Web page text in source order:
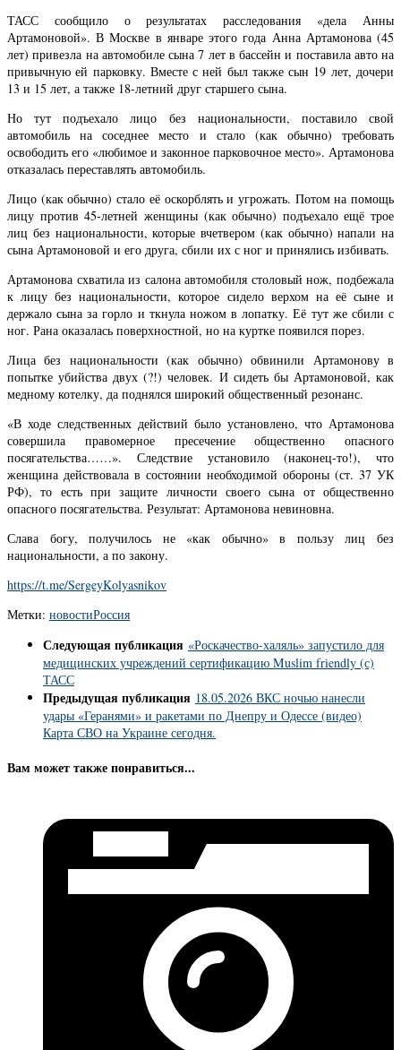
ТАСС сообщило о результатах расследования «дела Анны
Артамоновой». В Москве в январе этого года Анна Артамонова (45
лет) привезла на автомобиле сына 7 лет в бассейн и поставила авто на
привычную ей парковку. Вместе с ней был также сын 19 лет, дочери
13 и 15 лет, а также 18-летний друг старшего сына.
Но тут подъехало лицо без национальности, поставило свой
автомобиль на соседнее место и стало (как обычно) требовать
освободить его «любимое и законное парковочное место». Артамонова
отказалась переставлять автомобиль.
Лицо (как обычно) стало её оскорблять и угрожать. Потом на помощь
лицу против 45-летней женщины (как обычно) подъехало ещё трое
лиц без национальности, которые вчетвером (как обычно) напали на
сына Артамоновой и его друга, сбили их с ног и принялись избивать.
Артамонова схватила из салона автомобиля столовый нож, подбежала
к лицу без национальности, которое сидело верхом на её сыне и
держало сына за горло и ткнула ножом в лопатку. Её тут же сбили с
ног. Рана оказалась поверхностной, но на куртке появился порез.
Лица без национальности (как обычно) обвинили Артамонову в
попытке убийства двух (?!) человек. И сидеть бы Артамоновой, как
медному котелку, да поднялся широкий общественный резонанс.
«В ходе следственных действий было установлено, что Артамонова
совершила правомерное пресечение общественно опасного
посягательства……». Следствие установило (наконец-то!), что
женщина действовала в состоянии необходимой обороны (ст. 37 УК
РФ), то есть при защите личности своего сына от общественно
опасного посягательства. Результат: Артамонова невиновна.
Слава богу, получилось не «как обычно» в пользу лиц без
национальности, а по закону.
https://t.me/SergeyKolyasnikov
Метки: новостиРоссия
Следующая публикация «Роскачество-халяль» запустило для
медицинских учреждений сертификацию Muslim friendly (с)
ТАСС
Предыдущая публикация 18.05.2026 ВКС ночью нанесли
удары «Геранями» и ракетами по Днепру и Одессе (видео)
Карта СВО на Украине сегодня.
Вам может также понравиться...